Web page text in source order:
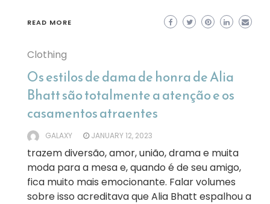
READ MORE
Clothing
Os estilos de dama de honra de Alia
Bhatt são totalmente a atenção e os
casamentos atraentes
GALAXY JANUARY 12, 2023
trazem diversão, amor, união, drama e muita
moda para a mesa e, quando é de seu amigo,
fica muito mais emocionante. Falar volumes
sobre isso acreditava que Alia Bhatt espalhou a